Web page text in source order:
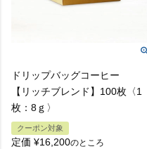
ドリップバッグコーヒー
【リッチブレンド】100枚〈1
枚：8ｇ〉
クーポン対象
定価 ¥16,200のところ